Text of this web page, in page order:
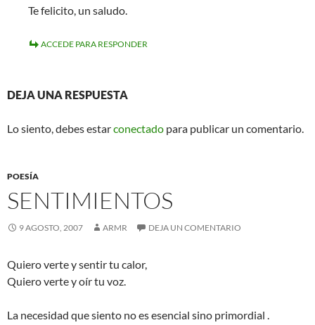
Te felicito, un saludo.
ACCEDE PARA RESPONDER
DEJA UNA RESPUESTA
Lo siento, debes estarconectado para publicar un comentario.
POESÍA
SENTIMIENTOS
9 AGOSTO, 2007 ARMR DEJA UN COMENTARIO
Quiero verte y sentir tu calor,
Quiero verte y oír tu voz.
La necesidad que siento no es esencial sino primordial .